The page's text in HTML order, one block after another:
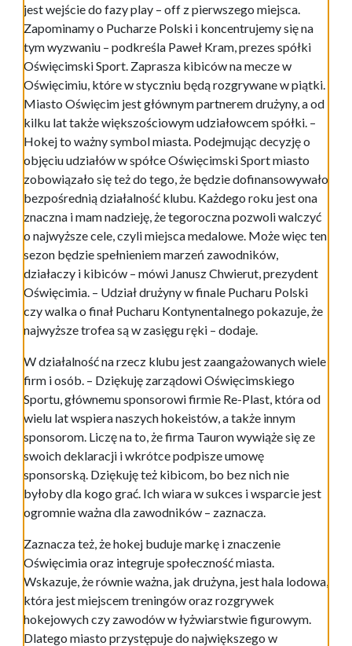
jest wejście do fazy play – off z pierwszego miejsca.
Zapominamy o Pucharze Polski i koncentrujemy się na
tym wyzwaniu – podkreśla Paweł Kram, prezes spółki
Oświęcimski Sport. Zaprasza kibiców na mecze w
Oświęcimiu, które w styczniu będą rozgrywane w piątki.
Miasto Oświęcim jest głównym partnerem drużyny, a od
kilku lat także większościowym udziałowcem spółki. –
Hokej to ważny symbol miasta. Podejmując decyzję o
objęciu udziałów w spółce Oświęcimski Sport miasto
zobowiązało się też do tego, że będzie dofinansowywało
bezpośrednią działalność klubu. Każdego roku jest ona
znaczna i mam nadzieję, że tegoroczna pozwoli walczyć
o najwyższe cele, czyli miejsca medalowe. Może więc ten
sezon będzie spełnieniem marzeń zawodników,
działaczy i kibiców – mówi Janusz Chwierut, prezydent
Oświęcimia. – Udział drużyny w finale Pucharu Polski
czy walka o finał Pucharu Kontynentalnego pokazuje, że
najwyższe trofea są w zasięgu ręki – dodaje.
W działalność na rzecz klubu jest zaangażowanych wiele
firm i osób. – Dziękuję zarządowi Oświęcimskiego
Sportu, głównemu sponsorowi firmie Re-Plast, która od
wielu lat wspiera naszych hokeistów, a także innym
sponsorom. Liczę na to, że firma Tauron wywiąże się ze
swoich deklaracji i wkrótce podpisze umowę
sponsorską. Dziękuję też kibicom, bo bez nich nie
byłoby dla kogo grać. Ich wiara w sukces i wsparcie jest
ogromnie ważna dla zawodników – zaznacza.
Zaznacza też, że hokej buduje markę i znaczenie
Oświęcimia oraz integruje społeczność miasta.
Wskazuje, że równie ważna, jak drużyna, jest hala lodowa,
która jest miejscem treningów oraz rozgrywek
hokejowych czy zawodów w łyżwiarstwie figurowym.
Dlatego miasto przystępuje do największego w